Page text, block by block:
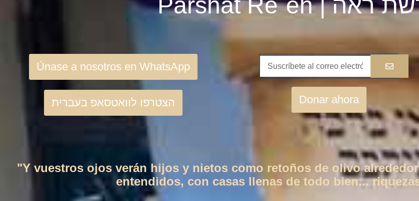
Únase a nosotros en WhatsApp
הצטרפו לוואטסאפ בעברית Donar ahora
"Y vuestros ojos verán hijos y nietos como retoños de olivo
entendidos, con casas llenas de todo bien...